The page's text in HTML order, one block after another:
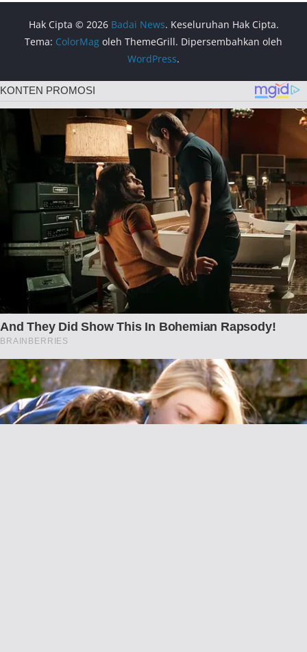
Hak Cipta © 2026 Badai News. Keseluruhan Hak Cipta.
Tema: ColorMag oleh ThemeGrill. Dipersembahkan oleh
WordPress.